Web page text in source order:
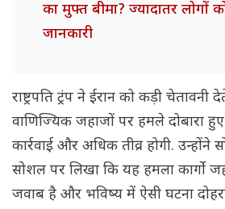
का मुफ्त बीमा? ज्यादातर लोगों
जानकारी
राष्ट्रपति ट्रंप ने ईरान को कड़ी
वाणिज्यिक जहाजों पर हमले दोबारा
कार्रवाई और अधिक तीव्र होगी. उन्होंने
सोशल पर लिखा कि यह हमला कार्गो
जवाब है और भविष्य में ऐसी घटना